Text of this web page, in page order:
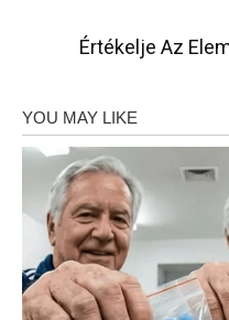
Értékelje Az